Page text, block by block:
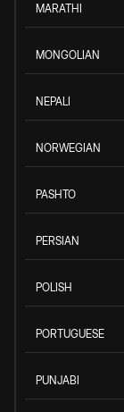
MARATHI
MONGOLIAN
NEPALI
NORWEGIAN
PASHTO
PERSIAN
POLISH
PORTUGUESE
PUNJABI